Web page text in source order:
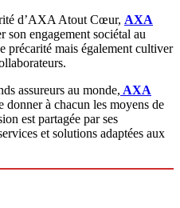
d’AXA Atout Cœur, AXA
son engagement sociétal au
précarité mais également cultiver
assureurs au monde, AXA
donner à chacun les moyens de
est partagée par ses
et solutions adaptées aux